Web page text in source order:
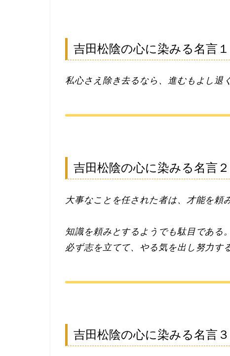
吉田松陰の心に染みる名言１
私心さえ除き去るなら、進むもよし退
吉田松陰の心に染みる名言２
大事なことを任された者は、才能を頼
知識を頼みとするようでも駄目である。
必ず志を立てて、やる気を出し努力す
吉田松陰の心に染みる名言３